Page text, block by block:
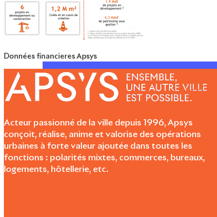
Données financieres Apsys
Acteur passionné de la ville depuis 1996, Apsys
conçoit, réalise, anime et valorise des opérations
urbaines à forte valeur ajoutée dans toutes les
fonctions : polarités mixtes, commerces, bureaux,
logements, hôtellerie, etc.